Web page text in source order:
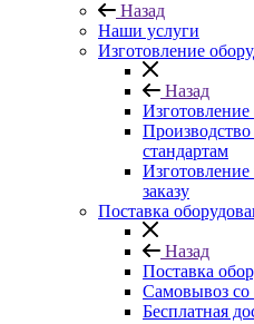
Назад
Наши услуги
Изготовление
Назад
стандартам
заказу
Поставка
Назад
Поставка
Самовывоз со
Бесплатная